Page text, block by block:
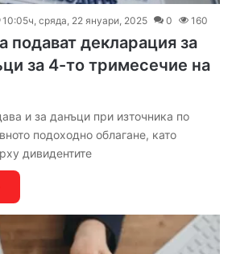
10:05ч, сряда, 22 януари, 2025 0 160
подават декларация за
за 4-то тримесечие на
и за данъци при източника по
подоходно облагане, като
дивидентите